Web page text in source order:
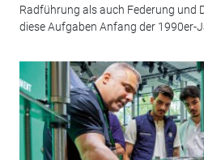
Radführung als auch Federung und
diese Aufgaben Anfang der 1990er-